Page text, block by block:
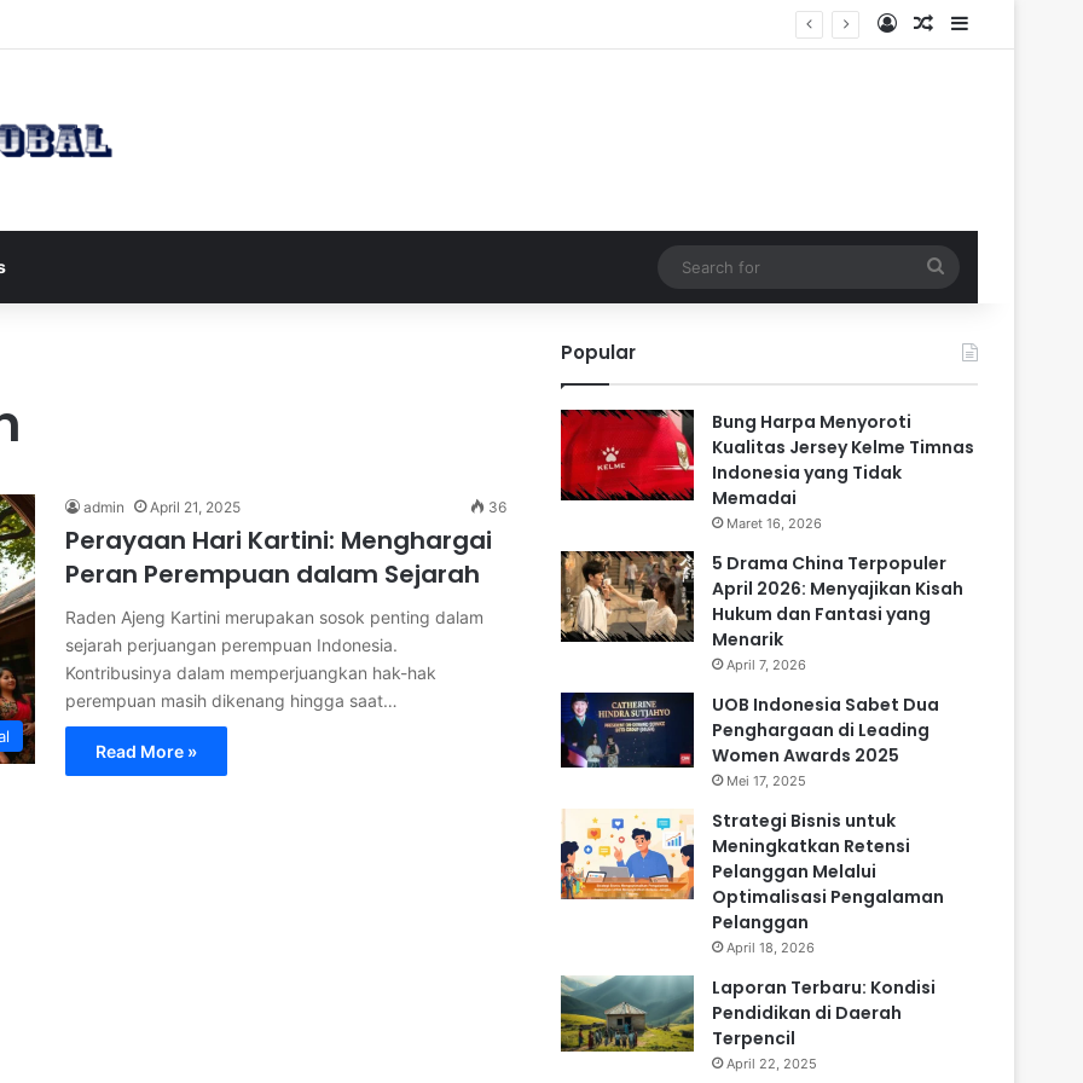
Log InRandom Article
Sidebar
for
admin April 21, 2025 36
Perayaan Hari Kartini: Menghargai
Peran Perempuan dalam Sejarah
Raden Ajeng Kartini merupakan sosok penting dalam
sejarah perjuangan perempuan Indonesia.
Kontribusinya dalam memperjuangkan hak-hak
perempuan masih dikenang hingga saat…
Read More »
Popular
Bung Harpa Menyoroti
Kualitas Jersey Kelme Timnas
Indonesia yang Tidak
Memadai
Maret 16, 2026
5 Drama China Terpopuler
April 2026: Menyajikan Kisah
Hukum dan Fantasi yang
Menarik
April 7, 2026
UOB Indonesia Sabet Dua
Penghargaan di Leading
Women Awards 2025
Mei 17, 2025
Strategi Bisnis untuk
Meningkatkan Retensi
Pelanggan Melalui
Optimalisasi Pengalaman
Pelanggan
April 18, 2026
Laporan Terbaru: Kondisi
Pendidikan di Daerah
Terpencil
April 22, 2025